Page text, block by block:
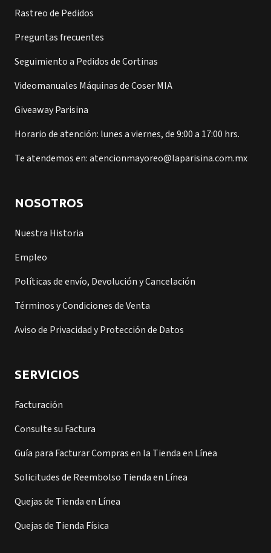
Rastreo de Pedidos
Preguntas frecuentes
Seguimiento a Pedidos de Cortinas
Videomanuales Máquinas de Coser MIA
Giveaway Parisina
Horario de atención: lunes a viernes, de 9:00 a 17:00 hrs.
Te atendemos en: atencionmayoreo@laparisina.com.mx
NOSOTROS
Nuestra Historia
Empleo
Políticas de envío, Devolución y Cancelación
Términos y Condiciones de Venta
Aviso de Privacidad y Protección de Datos
SERVICIOS
Facturación
Consulte su Factura
Guía para Facturar Compras en la Tienda en Línea
Solicitudes de Reembolso Tienda en Línea
Quejas de Tienda en Línea
Quejas de Tienda Física